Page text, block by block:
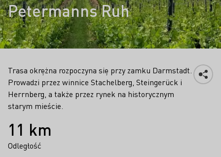
Petermanns Ruh
Trasa okrężna rozpoczyna się przy zamku Darmstadt.
Prowadzi przez winnice Stachelberg, Steingerück i
Herrnberg, a także przez rynek na historycznym
starym mieście.
Fakty
11 km
Odległość